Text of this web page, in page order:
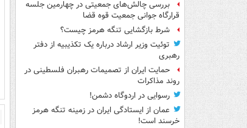
بررسی چالش‌های جمعیتی در چهارمین جلسه
قرارگاه جوانی جمعیت قوه قضا
شرط بازگشایی تنگه هرمز چیست؟
توئیت وزیر ارشاد درباره یک تکذیبیه از دفتر
رهبری
حمایت ایران از تصمیمات رهبران فلسطینی در
روند مذاکرات
رسوایی در اردوگاه دشمن!
عمان از ایستادگی ایران در زمینه تنگه هرمز
خرسند است!